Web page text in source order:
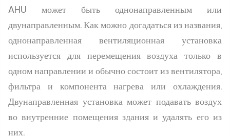
AHU может быть однонаправленным или
двунаправленным. Как можно догадаться из названия,
однонаправленная вентиляционная установка
используется для перемещения воздуха только в
одном направлении и обычно состоит из вентилятора,
фильтра и компонента нагрева или охлаждения.
Двунаправленная установка может подавать воздух
во внутренние помещения здания и удалять его из
них.